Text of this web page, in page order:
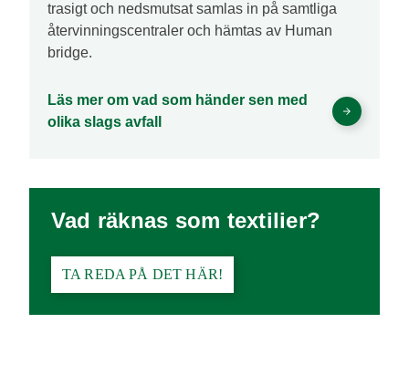
trasigt och nedsmutsat samlas in på samtliga
återvinningscentraler och hämtas av Human
bridge.
Läs mer om vad som händer sen med
olika slags avfall
Vad räknas som textilier?
TA REDA PÅ DET HÄR!